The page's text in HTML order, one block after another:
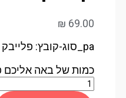
₪ 69.00
pa_סוג-קובץ: פלייבק
כמות של באה אליכם